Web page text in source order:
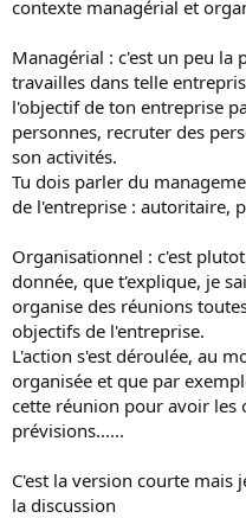
contexte managérial et
Managérial : c'est un peu la
travailles dans telle
l'objectif de ton entreprise
personnes, recruter des
son activités.
Tu dois parler du
de l'entreprise : autoritaire,
Organisationnel : c'est
donnée, que t'explique, je
organise des réunions
objectifs de l'entreprise.
L'action s'est déroulée, au
organisée et que par
cette réunion pour avoir les
prévisions......
C'est la version courte
la discussion